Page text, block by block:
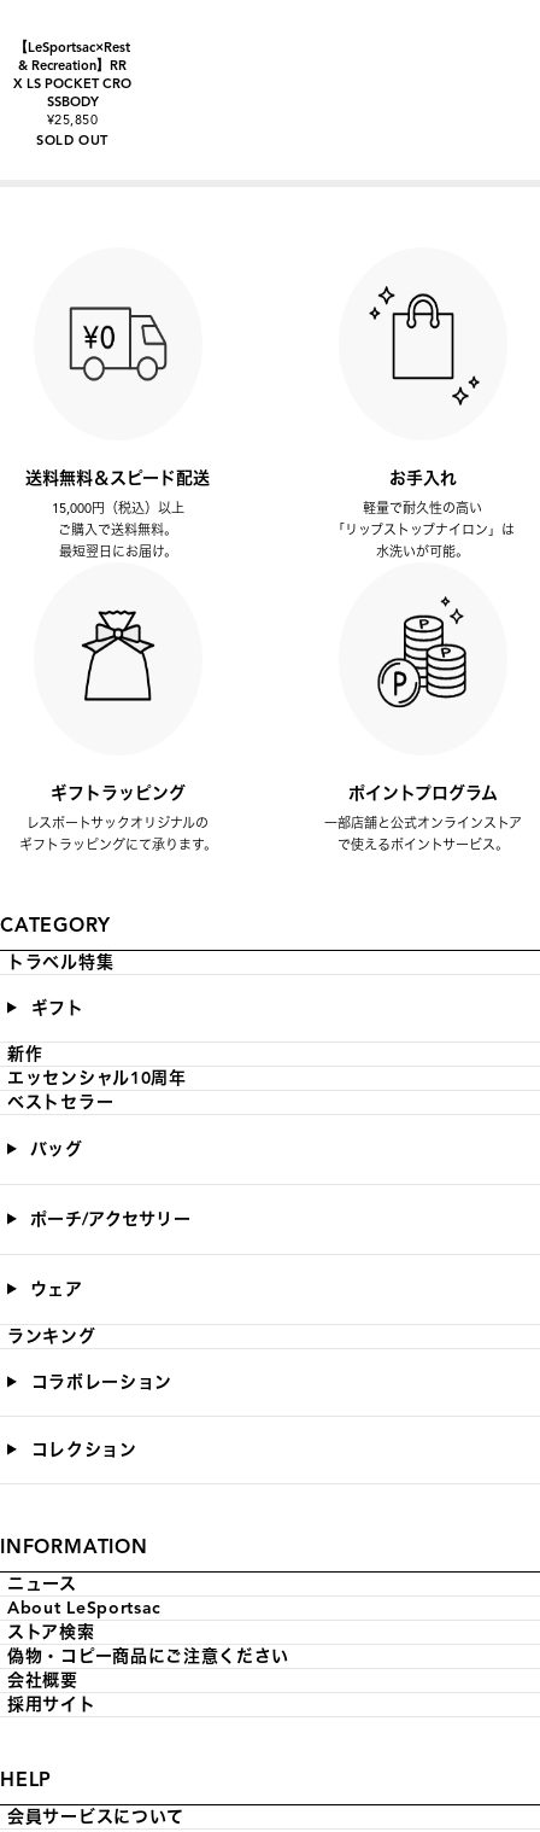
【LeSportsac×Rest
& Recreation】RR
X LS POCKET CRO
SSBODY
¥25,850
SOLD OUT
送料無料＆スピード配送
15,000円（税込）以上
ご購入で送料無料。
最短翌日にお届け。
お手入れ
軽量で耐久性の高い
「リップストップナイロン」は
水洗いが可能。
ギフトラッピング
レスポートサックオリジナルの
ギフトラッピングにて承ります。
ポイントプログラム
一部店舗と公式オンラインストア
で使えるポイントサービス。
CATEGORY
トラベル特集
ギフト
新作
エッセンシャル10周年
ベストセラー
バッグ
ポーチ/アクセサリー
ウェア
ランキング
コラボレーション
コレクション
INFORMATION
ニュース
About LeSportsac
ストア検索
偽物・コピー商品にご注意ください
会社概要
採用サイト
HELP
会員サービスについて